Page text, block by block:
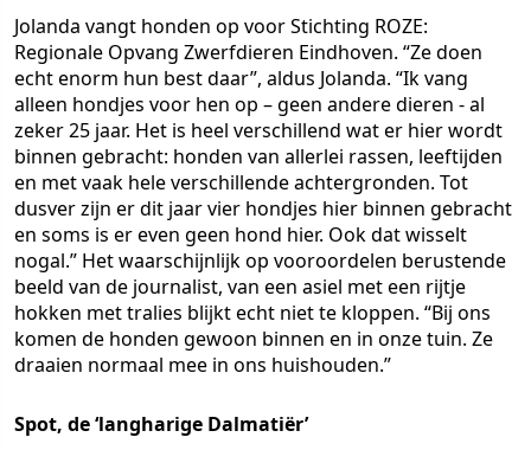
Jolanda vangt honden op voor Stichting ROZE:
Regionale Opvang Zwerfdieren Eindhoven. “Ze doen
echt enorm hun best daar”, aldus Jolanda. “Ik vang
alleen hondjes voor hen op – geen andere dieren - al
zeker 25 jaar. Het is heel verschillend wat er hier wordt
binnen gebracht: honden van allerlei rassen, leeftijden
en met vaak hele verschillende achtergronden. Tot
dusver zijn er dit jaar vier hondjes hier binnen gebracht
en soms is er even geen hond hier. Ook dat wisselt
nogal.” Het waarschijnlijk op vooroordelen berustende
beeld van de journalist, van een asiel met een rijtje
hokken met tralies blijkt echt niet te kloppen. “Bij ons
komen de honden gewoon binnen en in onze tuin. Ze
draaien normaal mee in ons huishouden.”
Spot, de ‘langharige Dalmatiër’